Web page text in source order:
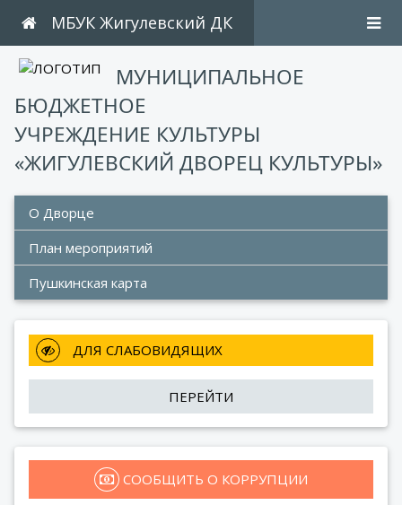
МБУК Жигулевский ДК
МУНИЦИПАЛЬНОЕ
БЮДЖЕТНОЕ
УЧРЕЖДЕНИЕ КУЛЬТУРЫ
«ЖИГУЛЕВСКИЙ ДВОРЕЦ КУЛЬТУРЫ»
О Дворце
План мероприятий
Пушкинская карта
ДЛЯ СЛАБОВИДЯЩИХ
ПЕРЕЙТИ
СООБЩИТЬ О КОРРУПЦИИ